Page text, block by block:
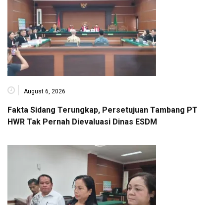
August 6, 2026
Fakta Sidang Terungkap, Persetujuan Tambang PT
HWR Tak Pernah Dievaluasi Dinas ESDM